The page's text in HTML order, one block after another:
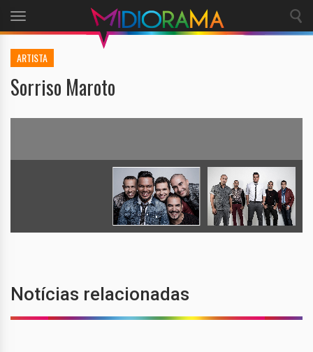
Toggle
navigation
ARTISTA
Sorriso Maroto
Notícias relacionadas